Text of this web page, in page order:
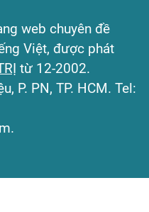
web chuyên đề
Việt, được phát
từ 12-2002.
P. PN, TP. HCM. Tel: